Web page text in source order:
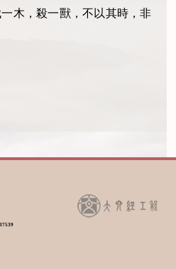
木，殺一獸，不以其時，非